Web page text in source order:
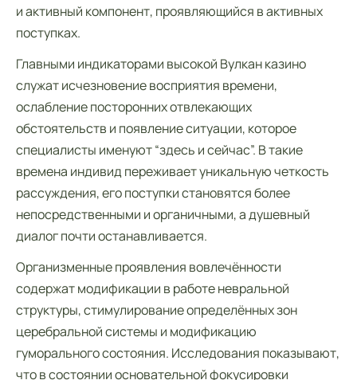
и активный компонент, проявляющийся в активных
поступках.
Главными индикаторами высокой Вулкан казино
служат исчезновение восприятия времени,
ослабление посторонних отвлекающих
обстоятельств и появление ситуации, которое
специалисты именуют “здесь и сейчас”. В такие
времена индивид переживает уникальную четкость
рассуждения, его поступки становятся более
непосредственными и органичными, а душевный
диалог почти останавливается.
Организменные проявления вовлечённости
содержат модификации в работе невральной
структуры, стимулирование определённых зон
церебральной системы и модификацию
гуморального состояния. Исследования показывают,
что в состоянии основательной фокусировки